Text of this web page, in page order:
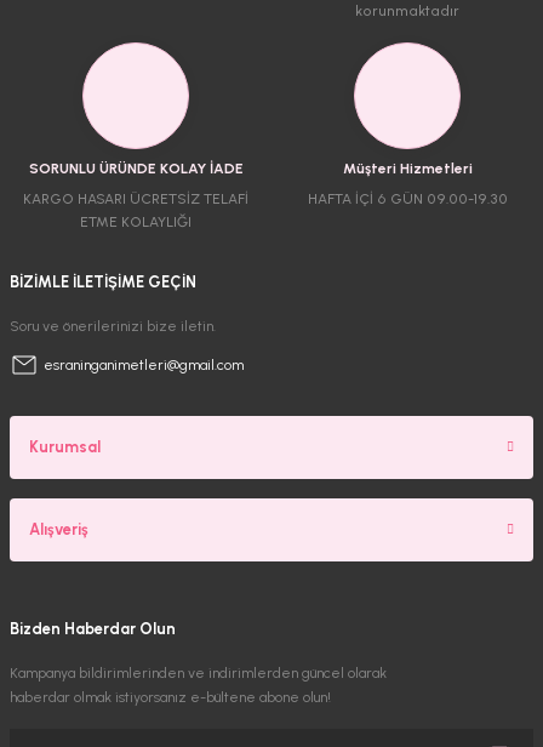
korunmaktadır
SORUNLU ÜRÜNDE KOLAY İADE
KARGO HASARI ÜCRETSİZ TELAFİ
ETME KOLAYLIĞI
Müşteri Hizmetleri
HAFTA İÇİ 6 GÜN 09.00-19.30
BİZİMLE İLETİŞİME GEÇİN
Soru ve önerilerinizi bize iletin.
esraninganimetleri@gmail.com
Kurumsal
Alışveriş
Bizden Haberdar Olun
Kampanya bildirimlerinden ve indirimlerden güncel olarak
haberdar olmak istiyorsanız e-bültene abone olun!